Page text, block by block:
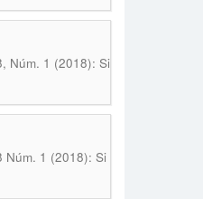
Núm. 1 (2018): Si
Núm. 1 (2018): Si